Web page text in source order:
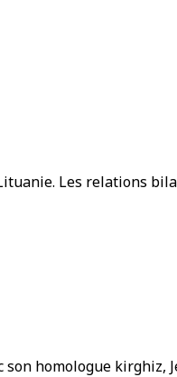
Les relations
homologue kirghiz,